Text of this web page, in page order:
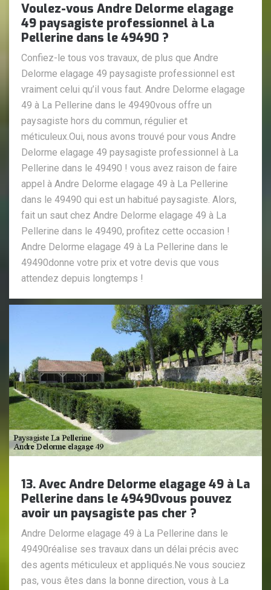
Voulez-vous Andre Delorme elagage
49 paysagiste professionnel à La
Pellerine dans le 49490 ?
Confiez-le tous vos travaux, de plus que Andre
Delorme elagage 49 paysagiste professionnel est
vraiment celui qu’il vous faut. Andre Delorme elagage
49 à La Pellerine dans le 49490vous offre un
paysagiste hors du commun, régulier et
méticuleux.Oui, nous avons trouvé pour vous Andre
Delorme elagage 49 paysagiste professionnel à La
Pellerine dans le 49490 ! vous avez raison de faire
appel à Andre Delorme elagage 49 à La Pellerine
dans le 49490 qui est un habitué paysagiste. Alors,
fait un saut chez Andre Delorme elagage 49 à La
Pellerine dans le 49490, profitez cette occasion !
Andre Delorme elagage 49 à La Pellerine dans le
49490donne votre prix et votre devis que vous
attendez depuis longtemps !
13. Avec Andre Delorme elagage 49 à La
Pellerine dans le 49490vous pouvez
avoir un paysagiste pas cher ?
Andre Delorme elagage 49 à La Pellerine dans le
49490réalise ses travaux dans un délai précis avec
des agents méticuleux et appliqués.Ne vous souciez
pas, vous êtes dans la bonne direction, vous à La